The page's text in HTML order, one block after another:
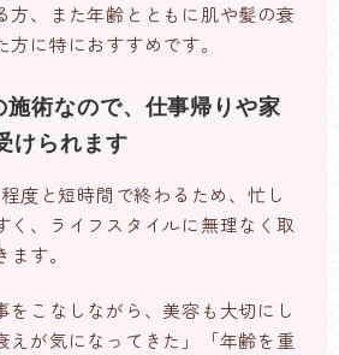
方、また年齢とともに肌や髪の衰
に特におすすめです。
術なので、仕事帰りや家
けられます
度と短時間で終わるため、忙し
く、ライフスタイルに無理なく取
す。
をこなしながら、美容も大切にし
えが気になってきた」「年齢を重